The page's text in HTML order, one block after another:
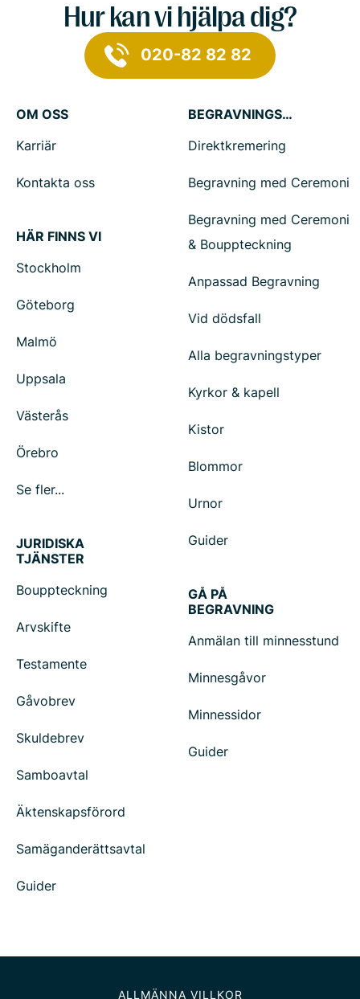
Hur kan vi hjälpa dig?
020-82 82 82
OM OSS
Karriär
Kontakta oss
HÄR FINNS VI
Stockholm
Göteborg
Malmö
Uppsala
Västerås
Örebro
Se fler...
BEGRAVNINGSTJÄNSTER
Direktkremering
Begravning med Ceremoni
Begravning med Ceremoni
& Bouppteckning
Anpassad Begravning
Vid dödsfall
Alla begravningstyper
Kyrkor & kapell
Kistor
Blommor
Urnor
Guider
JURIDISKA
TJÄNSTER
Bouppteckning
Arvskifte
Testamente
Gåvobrev
Skuldebrev
Samboavtal
Äktenskapsförord
Samäganderättsavtal
Guider
GÅ PÅ
BEGRAVNING
Anmälan till minnesstund
Minnesgåvor
Minnessidor
Guider
ALLMÄNNA VILLKOR